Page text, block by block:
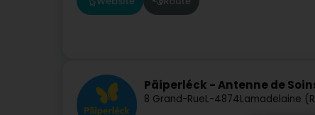
Päiperléck - Antenne de
8 Grand-RueL-4874Lamadelaine